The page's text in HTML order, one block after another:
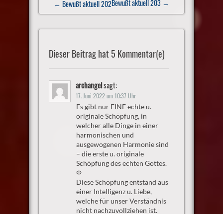
navigation
← Bewußt aktuell 202Bewußt aktuell 203 →
Dieser Beitrag hat 5 Kommentar(e)
archangelsagt:
17. Juni 2022 um 10:37 Uhr
Es gibt nur EINE echte u.
originale Schöpfung, in
welcher alle Dinge in einer
harmonischen und
ausgewogenen Harmonie sind
– die erste u. originale
Schöpfung des echten Gottes.
Φ
Diese Schöpfung entstand aus
einer Intelligenz u. Liebe,
welche für unser Verständnis
nicht nachzuvollziehen ist.